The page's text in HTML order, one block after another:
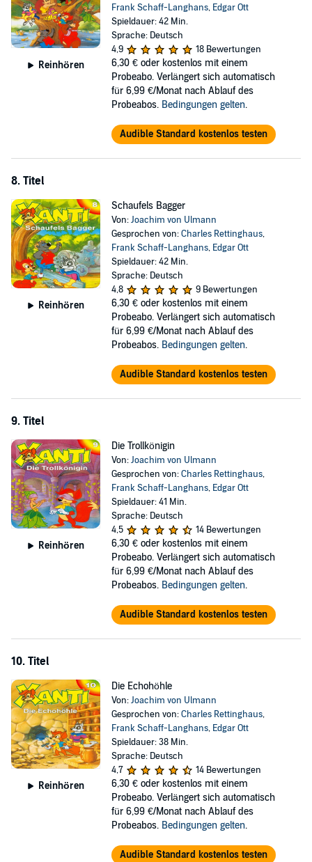
Reinhören
Frank Schaff-Langhans, Edgar Ott
Spieldauer: 42 Min.
Sprache: Deutsch
4,9
18 Bewertungen
6,30 € oder kostenlos mit einem
Probeabo. Verlängert sich automatisch
für 6,99 €/Monat nach Ablauf des
Probeabos. Bedingungen gelten.
Audible Standard kostenlos testen
8. Titel
Reinhören
Schaufels Bagger
Von:Joachim von Ulmann
Gesprochen von:Charles Rettinghaus,
Frank Schaff-Langhans, Edgar Ott
Spieldauer: 42 Min.
Sprache: Deutsch
4,8
9 Bewertungen
6,30 € oder kostenlos mit einem
Probeabo. Verlängert sich automatisch
für 6,99 €/Monat nach Ablauf des
Probeabos. Bedingungen gelten.
Audible Standard kostenlos testen
9. Titel
Reinhören
Die Trollkönigin
Von:Joachim von Ulmann
Gesprochen von:Charles Rettinghaus,
Frank Schaff-Langhans, Edgar Ott
Spieldauer: 41 Min.
Sprache: Deutsch
4,5
14 Bewertungen
6,30 € oder kostenlos mit einem
Probeabo. Verlängert sich automatisch
für 6,99 €/Monat nach Ablauf des
Probeabos. Bedingungen gelten.
Audible Standard kostenlos testen
10. Titel
Reinhören
Die Echohöhle
Von:Joachim von Ulmann
Gesprochen von:Charles Rettinghaus,
Frank Schaff-Langhans, Edgar Ott
Spieldauer: 38 Min.
Sprache: Deutsch
4,7
14 Bewertungen
6,30 € oder kostenlos mit einem
Probeabo. Verlängert sich automatisch
für 6,99 €/Monat nach Ablauf des
Probeabos. Bedingungen gelten.
Audible Standard kostenlos testen